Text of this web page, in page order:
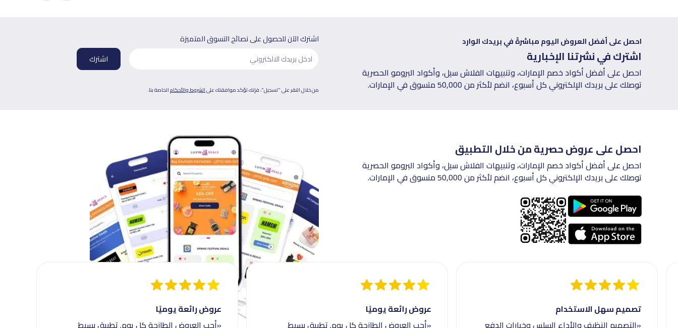
احصل على أفضل العروض اليوم مباشرةً في بريدك الوارد
اشترك في نشرتنا الإخبارية
احصل على أفضل أكواد خصم الإمارات، وتنبيهات الفلاش سيل، وأكواد البرومو الحصرية
توصلك على بريدك الإلكتروني كل أسبوع، انضم لأكثر من 50,000 متسوق في الإمارات.
اشترك الآن للحصول على نصائح التسوق المتميزة
من خلال النقر على "تسجيل"، فإنك تؤكد موافقتك علىالشروط والأحكامالخاصة بنا.
احصل على عروض حصرية من خلال التطبيق
احصل على أفضل أكواد خصم الإمارات، وتنبيهات الفلاش سيل، وأكواد البرومو الحصرية
توصلك على بريدك الإلكتروني كل أسبوع، انضم لأكثر من 50,000 متسوق في الإمارات.
تصميم سهل الاستخدام
«التصميم النظيف والأداء السلس وخيارات الدفع
عروض رائعة يوميًا
«أحب العروض الطازجة كل يوم. تطبيق بسيط
عروض رائعة يوميًا
«أحب العروض الطازجة كل يوم. تطبيق بسيط